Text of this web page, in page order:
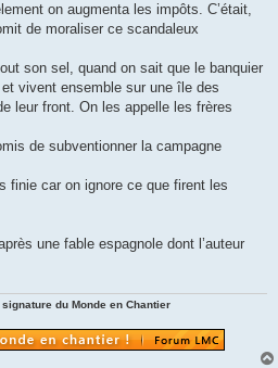
on augmenta les impôts. C’était,
de moraliser ce scandaleux
son sel, quand on sait que le banquier
vivent ensemble sur une île des
leur front. On les appelle les frères
de subventionner la campagne
finie car on ignore ce que firent les
une fable espagnole dont l’auteur
du Monde en Chantier